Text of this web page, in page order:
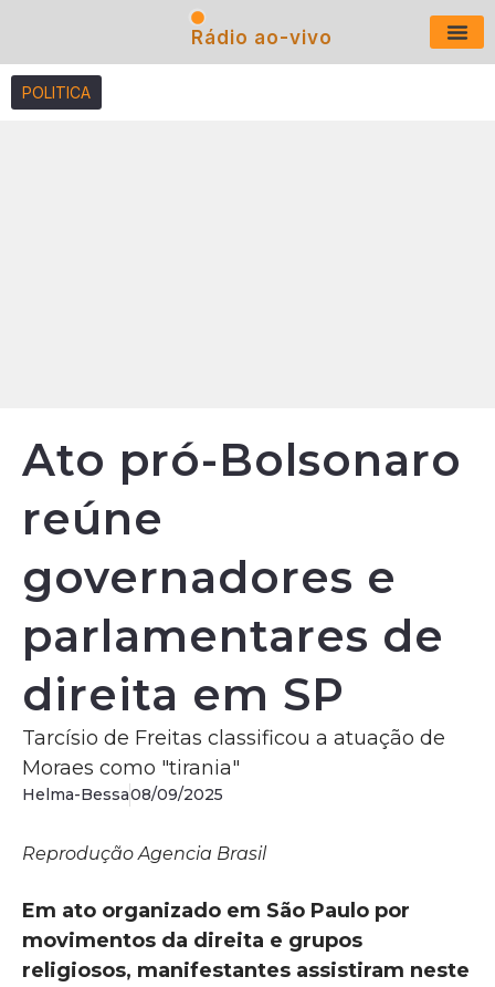
Rádio ao-vivo
POLITICA
Ato pró-Bolsonaro
reúne
governadores e
parlamentares de
direita em SP
Tarcísio de Freitas classificou a atuação de
Moraes como "tirania"
Helma-Bessa08/09/2025
Reprodução Agencia Brasil
Em ato organizado em São Paulo por
movimentos da direita e grupos
religiosos, manifestantes assistiram neste